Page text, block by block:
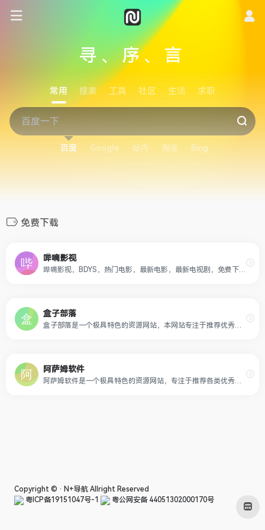
寻、序、言
常用 搜索 工具 社区 生活 求职
百度 Google 站内 淘宝 Bing
免费下载
哔嘀影视
盒子部落
阿萨姆软件
Copyright © · N+导航 Allright Reserved
粤ICP备19151047号-1
粤公网安备 44051302000170号